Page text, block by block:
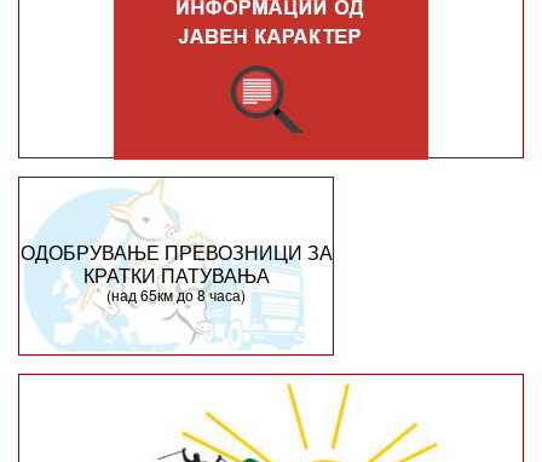
ОДОБРУВАЊЕ ПРЕВОЗНИЦИ ЗА
КРАТКИ ПАТУВАЊА
(над 65км до 8 часа)